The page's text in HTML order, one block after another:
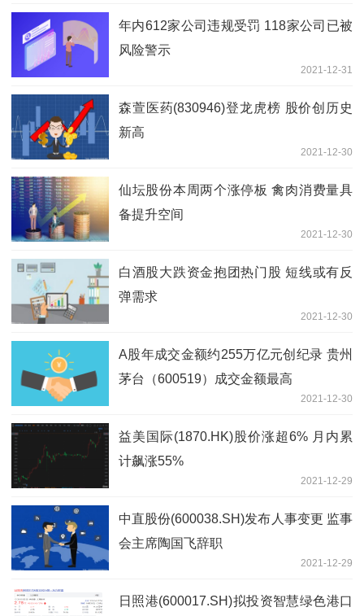
年内612家公司违规受罚 118家公司已被
风险警示
2021-12-31
森萱医药(830946)登龙虎榜 股价创历史
新高
2021-12-30
仙坛股份本周两个涨停板 禽肉消费量具
备提升空间
2021-12-30
白酒股大跌资金抱团热门股 短线或有反
弹需求
2021-12-30
A股年成交金额约255万亿元创纪录 贵州
茅台（600519）成交金额最高
2021-12-30
益美国际(1870.HK)股价涨超6% 月内累
计飙涨55%
2021-12-29
中直股份(600038.SH)发布人事变更 监事
会主席陶国飞辞职
2021-12-29
日照港(600017.SH)拟投资智慧绿色港口